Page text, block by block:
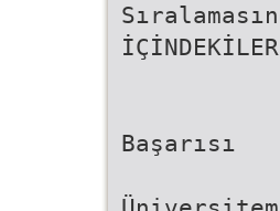
İÇİNDEKİLER
Başarısı